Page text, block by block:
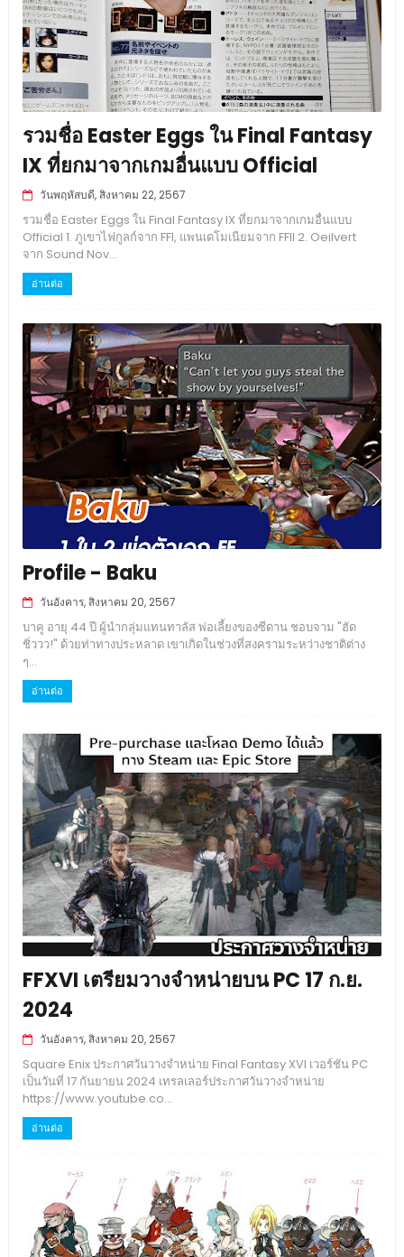
รวมชื่อ Easter Eggs ใน Final Fantasy
IX ที่ยกมาจากเกมอื่นแบบ Official
วันพฤหัสบดี, สิงหาคม 22, 2567
รวมชื่อ Easter Eggs ใน Final Fantasy IX ที่ยกมาจากเกมอื่นแบบ
Official 1. ภูเขาไฟกูลก์จาก FFI, แพนเดโมเนียมจาก FFII 2. Oeilvert
จาก Sound Nov...
อ่านต่อ
Profile - Baku
วันอังคาร, สิงหาคม 20, 2567
บาคู อายุ 44 ปี ผู้นำกลุ่มแทนทาลัส พ่อเลี้ยงของซีดาน ชอบจาม "ฮัด
ชิ่ววว!" ด้วยท่าทางประหลาด เขาเกิดในช่วงที่สงครามระหว่างชาติต่าง
ๆ...
อ่านต่อ
FFXVI เตรียมวางจำหน่ายบน PC 17 ก.ย.
2024
วันอังคาร, สิงหาคม 20, 2567
Square Enix ประกาศวันวางจำหน่าย Final Fantasy XVI เวอร์ชัน PC
เป็นวันที่ 17 กันยายน 2024 เทรลเลอร์ประกาศวันวางจำหน่าย
https://www.youtube.co...
อ่านต่อ